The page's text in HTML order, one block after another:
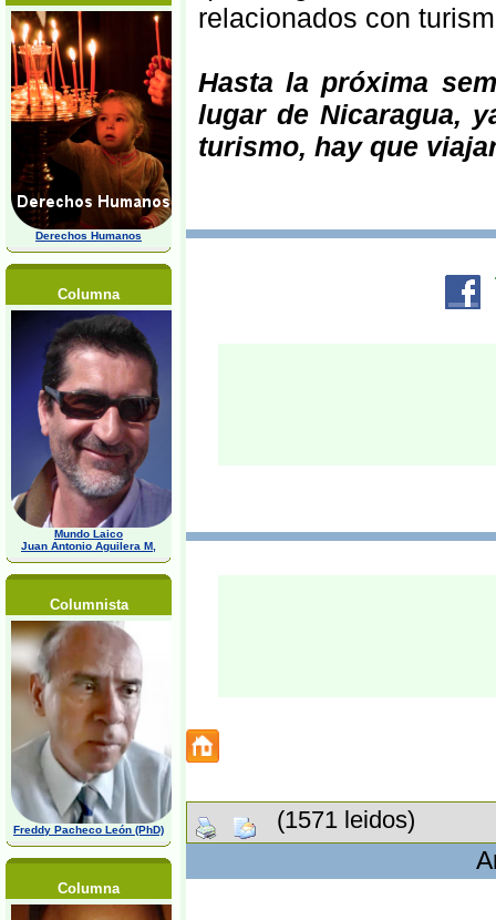
Derechos Humanos
Columna
Mundo Laico
Juan Antonio Aguilera M,
Columnista
Freddy Pacheco León (PhD)
Columna
relacionados con
Hasta la próxima
lugar de Nicaragua,
turismo, hay que
(1571 leidos)